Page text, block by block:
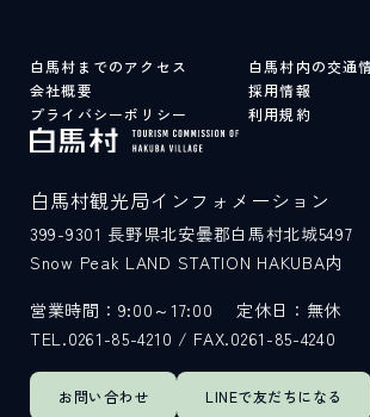
白馬村までのアクセス
白馬村内の交通
会社概要
採用情報
プライバシーポリシー
利用規約
お問い合わせ LINEで友だちになる
白馬村観光局インフォメーション
399-9301 長野県北安曇郡白馬村北城5497
Snow Peak LAND STATION HAKUBA内
営業時間：9:00～17:00
定休日：無休
TEL.0261-85-4210 / FAX.0261-85-4240